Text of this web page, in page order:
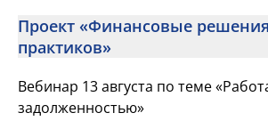
Проект «Финансовые
практиков»
Вебинар 13 августа по теме
задолженностью»